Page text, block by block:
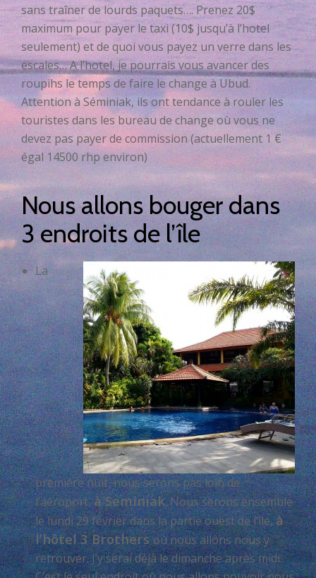
sans traîner de lourds paquets…. Prenez 20$
maximum pour payer le taxi (10$ jusqu’à l’hotel
seulement) et de quoi vous payez un verre dans les
escales… A l’hotel, je pourrais vous avancer des
roupihs le temps de faire le change à Ubud.
Attention à Séminiak, ils ont tendance à rouler les
touristes dans les bureau de change où vous ne
devez pas payer de commission (actuellement 1 €
égal 14500 rhp environ)
Nous allons bouger dans
3 endroits de l’île
La
première nuit, nous serons pas loin de
l’aéroport, à Seminiak. Nous serons ensemble
le lundi 29 février dans la partie ouest de l’île,à
l’hôtel 3 Brothers où nous allons nous y
retrouver. J’y serai déjà le dimanche après midi.